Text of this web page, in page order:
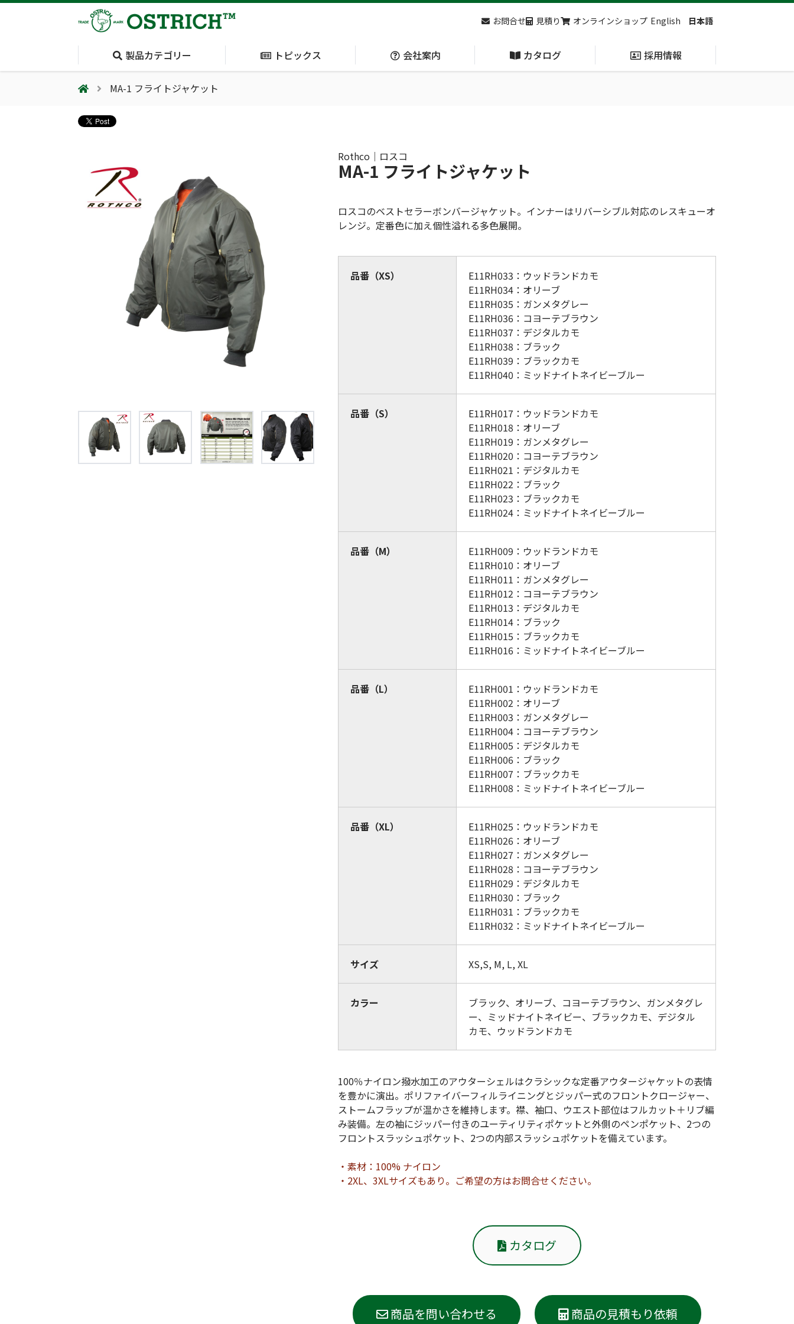
お問合せ 見積り オンラインショップ English 日本語
製品カテゴリー
気道管理
(Airway)
循環管理
(Circulation)
検索
トピックス
夏季休業のお知らせ
オーストリッチ熊対策カタログ オーストリッチ防犯カタログ ダマスカス製品カタログ（日本語版） 総合カタログ掲載のお知らせ
会社案内
会社概要
カタログ 採用情報
採用情報（外部サイトに移動します）
MA-1 フライトジャケット
Rothco｜ロスコ
MA-1 フライトジャケット
ロスコのベストセラーボンバージャケット。インナーはリバーシブル対応のレスキューオ
レンジ。定番色に加え個性溢れる多色展開。
品番（XS）
E11RH033：ウッドランドカモ
E11RH034：オリーブ
E11RH035：ガンメタグレー
E11RH036：コヨーテブラウン
E11RH037：デジタルカモ
E11RH038：ブラック
E11RH039：ブラックカモ
E11RH040：ミッドナイトネイビーブルー
品番（S）
E11RH017：ウッドランドカモ
E11RH018：オリーブ
E11RH019：ガンメタグレー
E11RH020：コヨーテブラウン
E11RH021：デジタルカモ
E11RH022：ブラック
E11RH023：ブラックカモ
E11RH024：ミッドナイトネイビーブルー
品番（M）
E11RH009：ウッドランドカモ
E11RH010：オリーブ
E11RH011：ガンメタグレー
E11RH012：コヨーテブラウン
E11RH013：デジタルカモ
E11RH014：ブラック
E11RH015：ブラックカモ
E11RH016：ミッドナイトネイビーブルー
品番（L）
E11RH001：ウッドランドカモ
E11RH002：オリーブ
E11RH003：ガンメタグレー
E11RH004：コヨーテブラウン
E11RH005：デジタルカモ
E11RH006：ブラック
E11RH007：ブラックカモ
E11RH008：ミッドナイトネイビーブルー
品番（XL）
E11RH025：ウッドランドカモ
E11RH026：オリーブ
E11RH027：ガンメタグレー
E11RH028：コヨーテブラウン
E11RH029：デジタルカモ
E11RH030：ブラック
E11RH031：ブラックカモ
E11RH032：ミッドナイトネイビーブルー
サイズ XS,S, M, L, XL
カラー
ブラック、オリーブ、コヨーテブラウン、ガンメタグレ
ー、ミッドナイトネイビー、ブラックカモ、デジタル
カモ、ウッドランドカモ
100％ナイロン撥水加工のアウターシェルはクラシックな定番アウタージャケットの表情
を豊かに演出。ポリファイバーフィルライニングとジッパー式のフロントクロージャー、
ストームフラップが温かさを維持します。襟、袖口、ウエスト部位はフルカット＋リブ編
み装備。左の袖にジッパー付きのユーティリティポケットと外側のペンポケット、2つの
フロントスラッシュポケット、2つの内部スラッシュポケットを備えています。
・素材：100% ナイロン
・2XL、3XLサイズもあり。ご希望の方はお問合せください。
カタログ
商品を問い合わせる 商品の見積もり依頼